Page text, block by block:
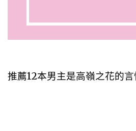
推薦12本男主是高嶺之花的